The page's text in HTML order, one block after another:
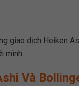
giao dịch Heiken
mình.
Và